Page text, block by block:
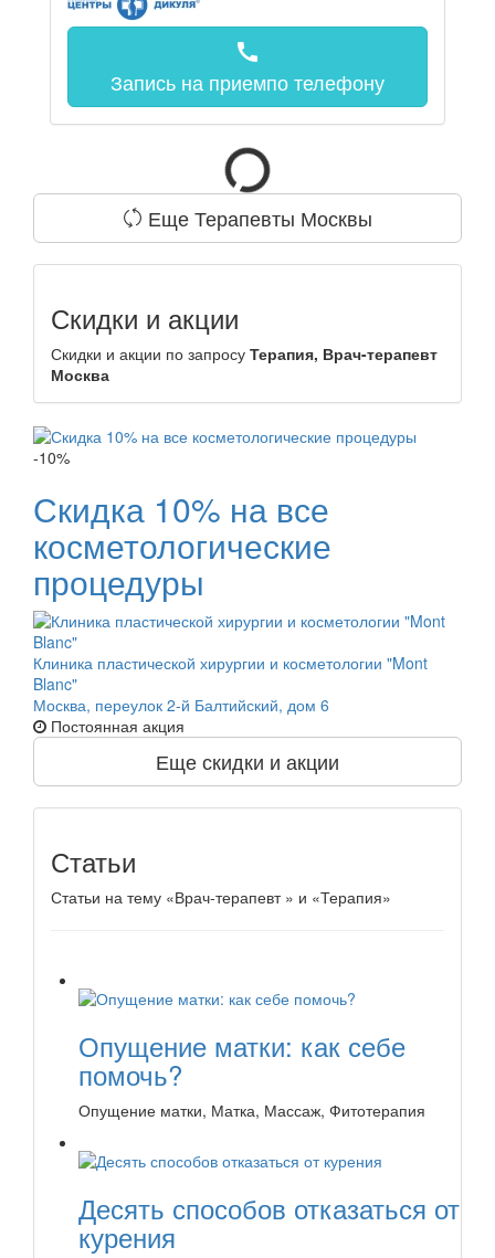
call
Запись на приемпо телефону
Еще Терапевты Москвы
Скидки и акции
Скидки и акции по запросу Терапия, Врач-терапевт
Москва
-10%
Скидка 10% на все
косметологические
процедуры
Клиника пластической хирургии и косметологии "Mont
Blanc"
Москва, переулок 2-й Балтийский, дом 6
Постоянная акция
Еще скидки и акции
Статьи
Статьи на тему «Врач-терапевт » и «Терапия»
Опущение матки: как себе
помочь?
Опущение матки, Матка, Массаж, Фитотерапия
Десять способов отказаться от
курения